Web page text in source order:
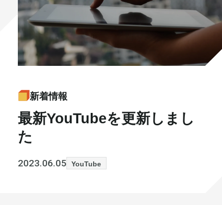
不動産投資
⼟地活⽤
マンション管理
賃貸管理
実需用戸建・マンション
ホテル事業
お客様の声
書籍・メディア
セミナー
大和財託の意志
お知らせ
新着情報
最新YouTubeを更新しまし
た
2023.06.05 YouTube